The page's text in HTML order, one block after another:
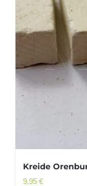
Kreide
9,95 €